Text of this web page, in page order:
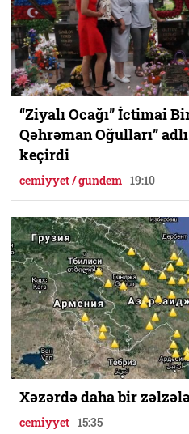
“Ziyalı Ocağı” İctimai
Qəhrəman Oğulları”
keçirdi
cemiyyet / gundem 19:10
Xəzərdə daha bir
cemiyyet 15:35